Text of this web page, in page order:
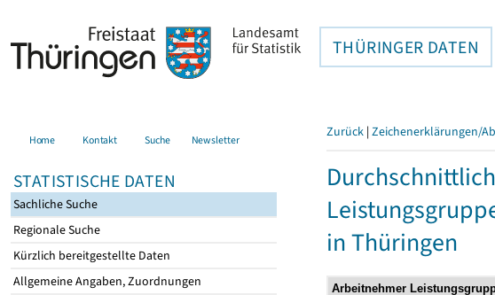
THÜRINGER DATEN
Home Kontakt Suche Newsletter
STATISTISCHE DATEN
Sachliche Suche
Regionale Suche
Kürzlich bereitgestellte Daten
Allgemeine Angaben, Zuordnungen
Zurück | Zeichenerklärungen/
in Thüringen